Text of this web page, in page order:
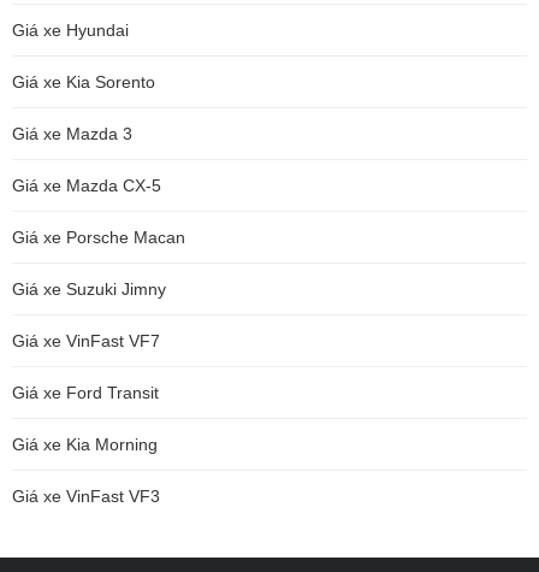
Giá xe Hyundai
Giá xe Kia Sorento
Giá xe Mazda 3
Giá xe Mazda CX-5
Giá xe Porsche Macan
Giá xe Suzuki Jimny
Giá xe VinFast VF7
Giá xe Ford Transit
Giá xe Kia Morning
Giá xe VinFast VF3